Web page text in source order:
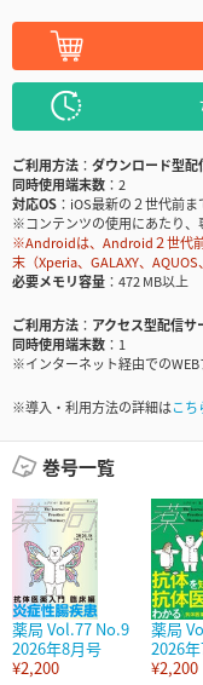
ご利用方法
ダウンロード型配
同時使用端末数
2
対応OS
iOS最新の２世代前
※コンテンツの使用にあたり
※Androidは、Android２世代
末（Xperia、GALAXY、
必要メモリ容量
472 MB以上
ご利用方法
アクセス型配信サ
同時使用端末数
1
※インターネット経由での
※導入・利用方法の詳細はこち
巻号一覧
薬局 Vol.77 No.9
2026年8月号
¥2,200
薬局
2026
¥2,200